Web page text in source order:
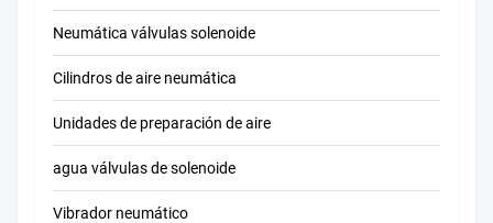
Neumática válvulas solenoide
Cilindros de aire neumática
Unidades de preparación de aire
agua válvulas de solenoide
Vibrador neumático